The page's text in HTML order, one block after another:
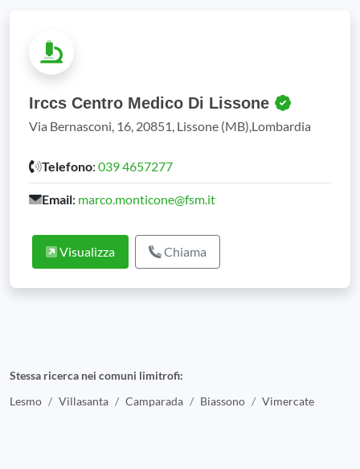
Irccs Centro Medico Di Lissone
Via Bernasconi, 16, 20851, Lissone (MB),Lombardia
Telefono: 039 4657277
Email: marco.monticone@fsm.it
Visualizza Chiama
Stessa ricerca nei comuni limitrofi:
Lesmo
Villasanta Camparada Biassono Vimercate